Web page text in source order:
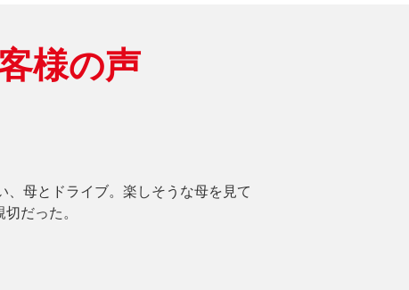
様の声
母とドライブ。楽しそうな母を見て
だった。